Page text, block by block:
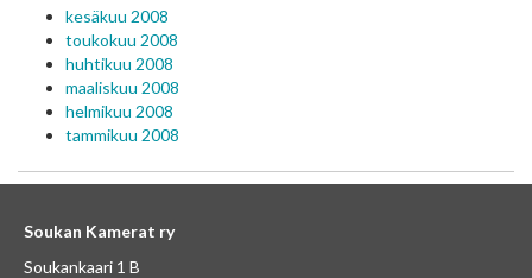
kesäkuu 2008
toukokuu 2008
huhtikuu 2008
maaliskuu 2008
helmikuu 2008
tammikuu 2008
Soukan Kamerat ry
Soukankaari 1 B